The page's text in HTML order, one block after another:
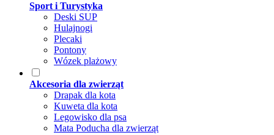
Sport i Turystyka
Deski SUP
Hulajnogi
Plecaki
Pontony
Wózek plażowy
Akcesoria dla zwierząt
Drapak dla kota
Kuweta dla kota
Legowisko dla psa
Mata Poducha dla zwierząt